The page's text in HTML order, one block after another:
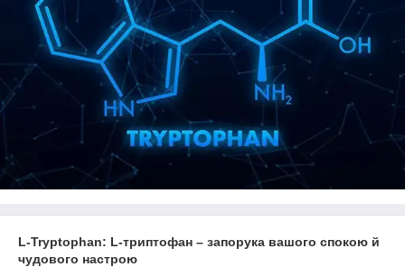
L-Tryptophan: L-триптофан – запорука вашого спокою й
чудового настрою